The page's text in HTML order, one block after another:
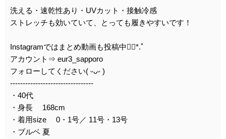
洗える・速乾性あり・UVカット・接触冷感
ストレッチも効いていて、とっても履きやすいです！
Instagramではまとめ動画も投稿中❁⃘*.ﾟ
アカウント⇒ eur3_sapporo
フォローしてください( ᵕᴗᵕ )
---------------------------------
・40代
・身長 168cm
・着用size 0・1号／ 11号・13号
・ブルベ 夏